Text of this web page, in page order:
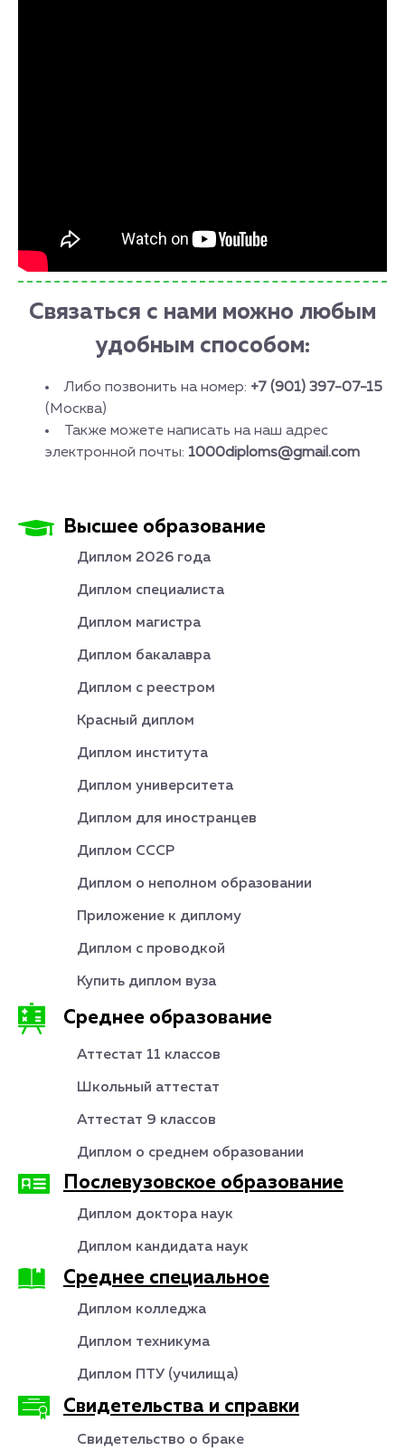
Связаться с нами можно любым
удобным способом:
Либо позвонить на номер: +7 (901) 397-07-15
(Москва)
Также можете написать на наш адрес
электронной почты: 1000diploms@gmail.com
Высшее образование
Диплом 2026 года
Диплом специалиста
Диплом магистра
Диплом бакалавра
Диплом с реестром
Красный диплом
Диплом института
Диплом университета
Диплом для иностранцев
Диплом СССР
Диплом о неполном образовании
Приложение к диплому
Диплом с проводкой
Купить диплом вуза
Среднее образование
Аттестат 11 классов
Школьный аттестат
Аттестат 9 классов
Диплом о среднем образовании
Послевузовское образование
Диплом доктора наук
Диплом кандидата наук
Среднее специальное
Диплом колледжа
Диплом техникума
Диплом ПТУ (училища)
Свидетельства и справки
Свидетельство о браке